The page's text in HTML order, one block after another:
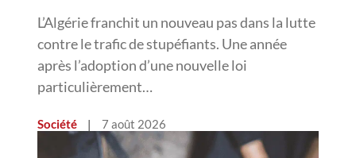
L’Algérie franchit un nouveau pas dans la lutte
contre le trafic de stupéfiants. Une année
après l’adoption d’une nouvelle loi
particulièrement…
Société | 7 août 2026